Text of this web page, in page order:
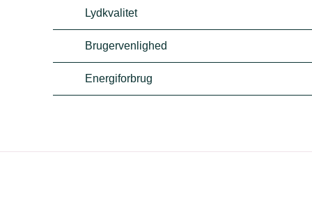
Lydkvalitet
Brugervenlighed
Energiforbrug